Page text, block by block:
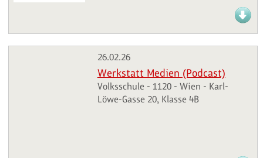
26.02.26
Werkstatt Medien (Podcast)
Volksschule - 1120 - Wien - Karl-
Löwe-Gasse 20, Klasse 4B